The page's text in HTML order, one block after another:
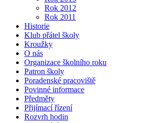
Rok 2012
Rok 2011
Historie
Klub přátel školy
Kroužky
O nás
Organizace školního roku
Patron školy
Poradenské pracoviště
Povinné informace
Předměty
Přijímací řízení
Rozvrh hodin